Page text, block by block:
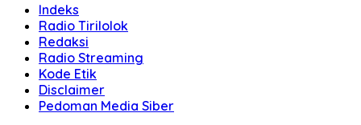
Indeks
Radio Tirilolok
Redaksi
Radio Streaming
Kode Etik
Disclaimer
Pedoman Media Siber